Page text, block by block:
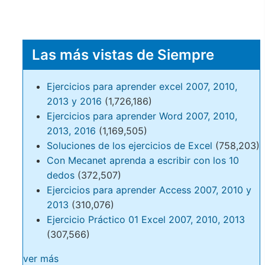
Las más vistas de Siempre
Ejercicios para aprender excel 2007, 2010,
2013 y 2016 (1,726,186)
Ejercicios para aprender Word 2007, 2010,
2013, 2016 (1,169,505)
Soluciones de los ejercicios de Excel (758,203)
Con Mecanet aprenda a escribir con los 10
dedos (372,507)
Ejercicios para aprender Access 2007, 2010 y
2013 (310,076)
Ejercicio Práctico 01 Excel 2007, 2010, 2013
(307,566)
ver más